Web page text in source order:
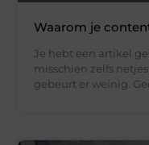
Waarom je
Je hebt een artikel
misschien zelfs
gebeurt er weinig.